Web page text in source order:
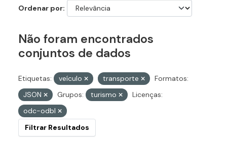
Ordenar por
Não foram encontrados
conjuntos de dados
Etiquetas: veículo transporte
Formatos:
JSON
Grupos: turismo
Licenças:
odc-odbl
Filtrar Resultados